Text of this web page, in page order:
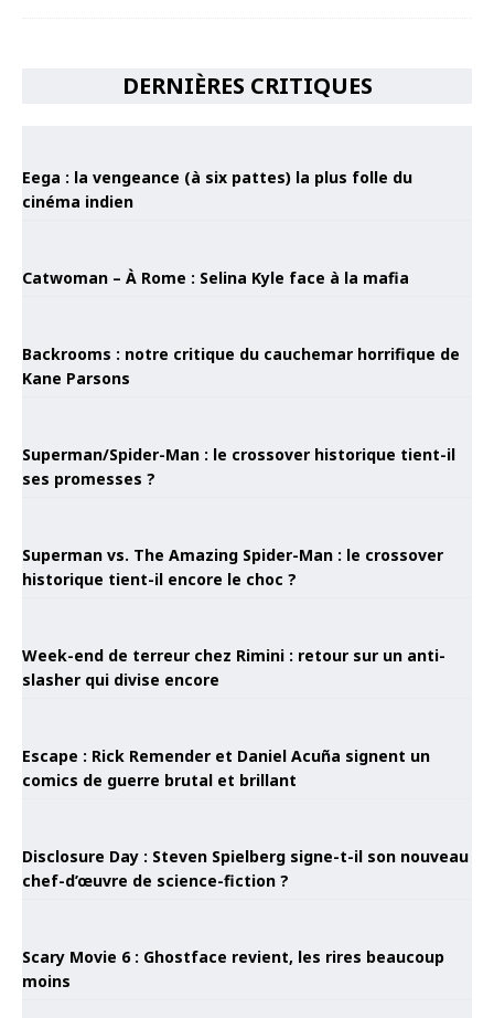
DERNIÈRES CRITIQUES
Eega : la vengeance (à six pattes) la plus folle du
cinéma indien
Catwoman – À Rome : Selina Kyle face à la mafia
Backrooms : notre critique du cauchemar horrifique de
Kane Parsons
Superman/Spider-Man : le crossover historique tient-il
ses promesses ?
Superman vs. The Amazing Spider-Man : le crossover
historique tient-il encore le choc ?
Week-end de terreur chez Rimini : retour sur un anti-
slasher qui divise encore
Escape : Rick Remender et Daniel Acuña signent un
comics de guerre brutal et brillant
Disclosure Day : Steven Spielberg signe-t-il son nouveau
chef-d’œuvre de science-fiction ?
Scary Movie 6 : Ghostface revient, les rires beaucoup
moins